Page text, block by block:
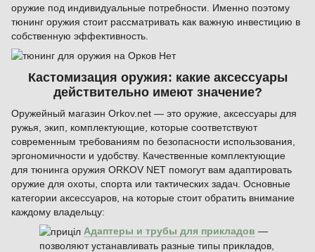
оружие под индивидуальные потребности. Именно поэтому
тюнинг оружия стоит рассматривать как важную инвестицию в
собственную эффективность.
Кастомизация оружия: какие аксессуары
действительно имеют значение?
Оружейный магазин Orkov.net — это оружие, аксессуары для
ружья, экип, комплектующие, которые соответствуют
современным требованиям по безопасности использования,
эргономичности и удобству. Качественные комплектующие
для тюнинга оружия ORKOV NET помогут вам адаптировать
оружие для охоты, спорта или тактических задач. Основные
категории аксессуаров, на которые стоит обратить внимание
каждому владельцу:
Адаптеры и трубы для прикладов —
позволяют устанавливать разные типы прикладов,